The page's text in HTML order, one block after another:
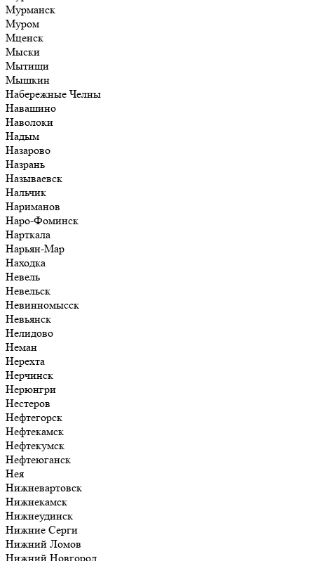
Мурманск
Муром
Мценск
Мыски
Мытищи
Мышкин
Набережные Челны
Навашино
Наволоки
Надым
Назарово
Назрань
Называевск
Нальчик
Нариманов
Наро-Фоминск
Нарткала
Нарьян-Мар
Находка
Невель
Невельск
Невинномысск
Невьянск
Нелидово
Неман
Нерехта
Нерчинск
Нерюнгри
Нестеров
Нефтегорск
Нефтекамск
Нефтекумск
Нефтеюганск
Нея
Нижневартовск
Нижнекамск
Нижнеудинск
Нижние Серги
Нижний Ломов
Нижний Новгород